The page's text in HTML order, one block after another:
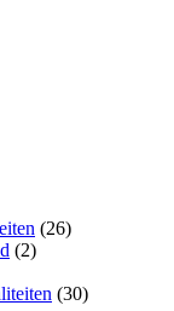
(26)
(2)
(30)